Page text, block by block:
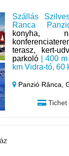
Szállás
Ranca
konyha,
terasz, kert-
parkoló | 400
km Vidra-tó, 60
Panzió Rânca,
Tichet